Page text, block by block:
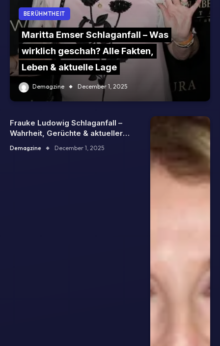
BERÜHMTHEIT
Maritta Emser Schlaganfall – Was
wirklich geschah? Alle Fakten,
Leben & aktuelle Lage
Demagzine December 1, 2025
Frauke Ludowig Schlaganfall –
Wahrheit, Gerüchte & aktueller
Demagzine December 1, 2025